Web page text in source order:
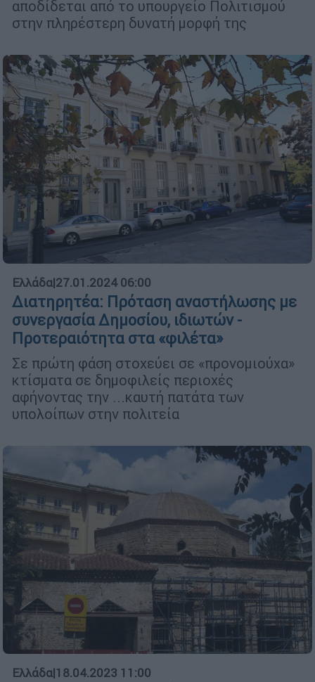
αποδίδεται από το υπουργείο Πολιτισμού
στην πληρέστερη δυνατή μορφή της
Ελλάδα|27.01.2024 06:00
Διατηρητέα: Πρόταση αναστήλωσης με
συνεργασία Δημοσίου, ιδιωτών -
Προτεραιότητα στα «φιλέτα»
Σε πρώτη φάση στοχεύει σε «προνομιούχα»
κτίσματα σε δημοφιλείς περιοχές
αφήνοντας την ...καυτή πατάτα των
υπολοίπων στην πολιτεία
Ελλάδα|18.04.2023 11:00